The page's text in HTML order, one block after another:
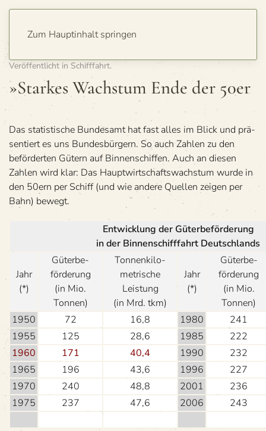
Zum Hauptinhalt springen
Veröffentlicht in Schifffahrt.
»Star­kes Wachs­tum Ende der 50er
Das sta­tis­ti­sche Bun­des­amt hat fast alles im Blick und prä­
sen­tiert es uns Bun­des­bür­gern. So auch Zah­len zu den
beför­der­ten Gütern auf Bin­nen­schif­fen. Auch an die­sen
Zah­len wird klar: Das Haupt­wirt­schafts­wachs­tum wurde in
den 50ern per Schiff (und wie andere Quel­len zei­gen per
Bahn) bewegt.
Ent­wick­lung der Güterbeförderung
in der Bin­nen­schiff­fahrt Deutschlands
Jahr
(*)
Güterbe-
förderung
(in Mio.
Tonnen)
Ton­nen­kilo-
metri­sche
Leistung
(in Mrd. tkm)
Jahr
(*)
Güterbe-
förderung
(in Mio.
Tonnen)
1950
72 16,8 1980
241
1955
125 28,6 1985
222
1960
171 40,4 1990
232
1965
196 43,6 1996
227
1970
240 48,8 2001
236
1975
237 47,6 2006 243